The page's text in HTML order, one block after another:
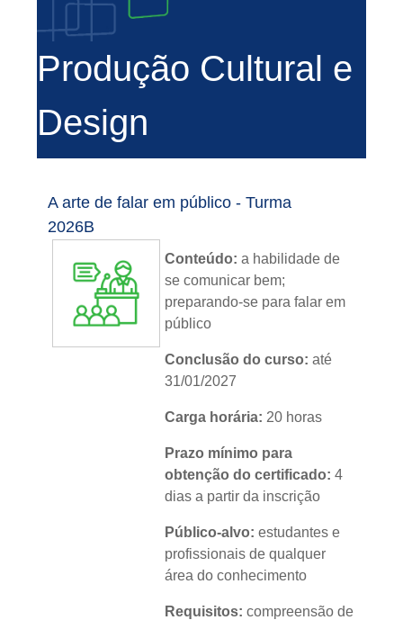
Produção Cultural e
Design
A arte de falar em público - Turma
2026B
Conteúdo:a habilidade de
se comunicar bem;
preparando-se para falar em
público
Conclusão do curso: até
31/01/2027
Carga horária: 20 horas
Prazo mínimo para
obtenção do certificado: 4
dias a partir da inscrição
Público-alvo: estudantes e
profissionais de qualquer
área do conhecimento
Requisitos:compreensão de